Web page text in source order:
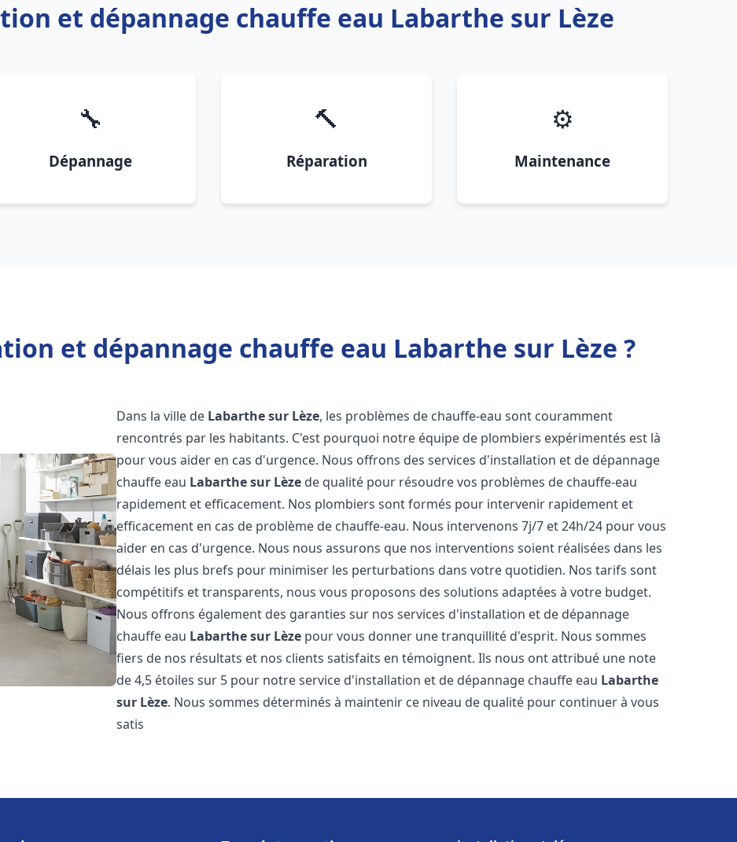
et dépannage chauffe eau Labarthe sur Lèze
🔧
Dépannage
🔨
Réparation
⚙️
Maintenance
et dépannage chauffe eau Labarthe sur Lèze ?
Dans la ville de Labarthe sur Lèze, les problèmes de chauffe-eau sont couramment
rencontrés par les habitants. C'est pourquoi notre équipe de plombiers expérimentés est là
pour vous aider en cas d'urgence. Nous offrons des services d'installation et de dépannage
chauffe eau Labarthe sur Lèze de qualité pour résoudre vos problèmes de chauffe-eau
rapidement et efficacement. Nos plombiers sont formés pour intervenir rapidement et
efficacement en cas de problème de chauffe-eau. Nous intervenons 7j/7 et 24h/24 pour vous
aider en cas d'urgence. Nous nous assurons que nos interventions soient réalisées dans les
délais les plus brefs pour minimiser les perturbations dans votre quotidien. Nos tarifs sont
compétitifs et transparents, nous vous proposons des solutions adaptées à votre budget.
Nous offrons également des garanties sur nos services d'installation et de dépannage
chauffe eau Labarthe sur Lèze pour vous donner une tranquillité d'esprit. Nous sommes
fiers de nos résultats et nos clients satisfaits en témoignent. Ils nous ont attribué une note
de 4,5 étoiles sur 5 pour notre service d'installation et de dépannage chauffe eau Labarthe
sur Lèze. Nous sommes déterminés à maintenir ce niveau de qualité pour continuer à vous
satis